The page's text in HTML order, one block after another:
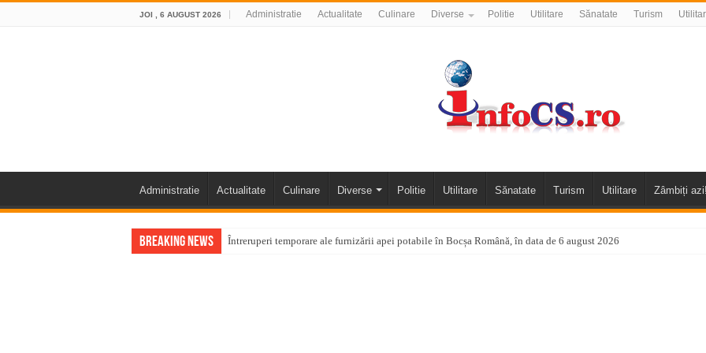
JOI , 6 AUGUST 2026 Administratie Actualitate Culinare Diverse Politie Utilitare Sănatate Turism
Administratie Actualitate Culinare Diverse Politie Utilitare Sănatate Turism Utilitare Zâmbiți azi!
Breaking News Întreruperi temporare ale furnizării apei potabile în Bocșa Română, în data de 6 august 2026